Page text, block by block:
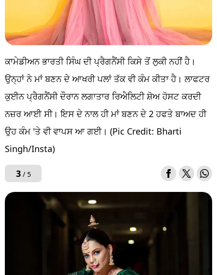
ਕਾਮੇਡੀਅਨ ਭਾਰਤੀ ਸਿੰਘ ਦੀ ਪ੍ਰੈਗਨੈਂਸੀ ਕਿਸੇ ਤੋਂ ਲੁਕੀ ਨਹੀਂ ਹੈ।
ਉਨ੍ਹਾਂ ਨੇ ਮਾਂ ਬਣਨ ਦੇ ਆਖਰੀ ਪਲਾਂ ਤੱਕ ਵੀ ਕੰਮ ਕੀਤਾ ਹੈ। ਲਾਫਟਰ
ਕੁਈਨ ਪ੍ਰੈਗਨੈਂਸੀ ਦੌਰਾਨ ਲਗਾਤਾਰ ਰਿਐਲਿਟੀ ਸ਼ੋਅ ਹੋਸਟ ਕਰਦੀ
ਨਜ਼ਰ ਆਈ ਸੀ। ਇਸ ਦੇ ਨਾਲ ਹੀ ਮਾਂ ਬਣਨ ਦੇ 2 ਹਫਤੇ ਬਾਅਦ ਹੀ
ਉਹ ਕੰਮ 'ਤੇ ਵੀ ਵਾਪਸ ਆ ਗਈ। (Pic Credit: Bharti
Singh/Insta)
3/ 5